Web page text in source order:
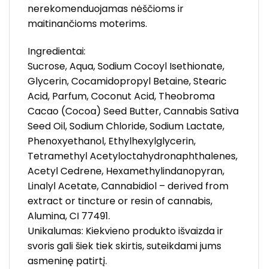
nerekomenduojamas nėščioms ir
maitinančioms moterims.
Ingredientai:
Sucrose, Aqua, Sodium Cocoyl Isethionate,
Glycerin, Cocamidopropyl Betaine, Stearic
Acid, Parfum, Coconut Acid, Theobroma
Cacao (Cocoa) Seed Butter, Cannabis Sativa
Seed Oil, Sodium Chloride, Sodium Lactate,
Phenoxyethanol, Ethylhexylglycerin,
Tetramethyl Acetyloctahydronaphthalenes,
Acetyl Cedrene, Hexamethylindanopyran,
Linalyl Acetate, Cannabidiol – derived from
extract or tincture or resin of cannabis,
Alumina, CI 77491.
Unikalumas: Kiekvieno produkto išvaizda ir
svoris gali šiek tiek skirtis, suteikdami jums
asmeninę patirtį.